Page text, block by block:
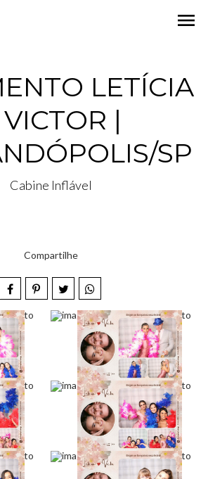
menu
LETÍCIA
VICTOR |
SP
Cabine Inflável
Compartilhe